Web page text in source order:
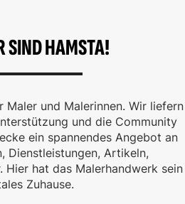
SIND HAMSTA!
und Malerinnen. Wir liefern
und die Community
ein spannendes Angebot an
Dienstleistungen, Artikeln,
Hier hat das Malerhandwerk sein
Zuhause.